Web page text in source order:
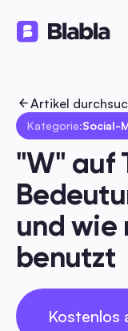
Artikel
Kategorie:Social-
"W" auf
und wie
benutzt
Kostenlos